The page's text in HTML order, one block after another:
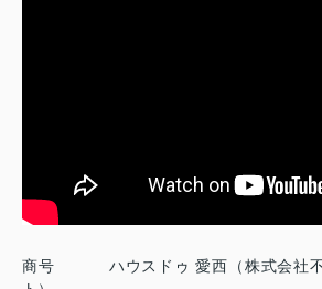
商号 ハウスドゥ 愛西（株式会社不